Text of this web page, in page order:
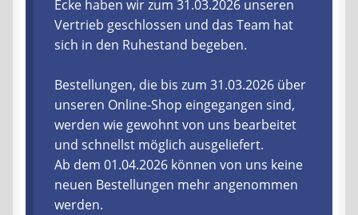
Ablauf einer Bestellung
Zahlungsarten
Lieferzeit & Verfügbarkeit
Gutschein
Ecke haben wir zum 31.03.2026 unseren
Vertrieb geschlossen und das Team hat
sich in den Ruhestand begeben.
Bestellungen, die bis zum 31.03.2026 über
unseren Online-Shop eingegangen sind,
werden wie gewohnt von uns bearbeitet
und schnellst möglich ausgeliefert.
Ab dem 01.04.2026 können von uns keine
neuen Bestellungen mehr angenommen
werden.